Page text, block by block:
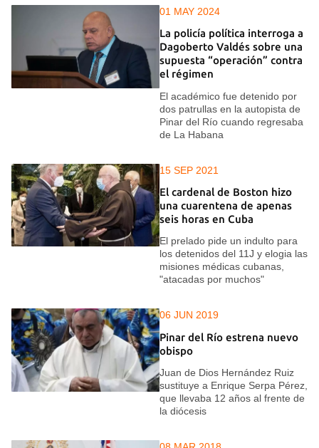
01 MAY 2024
La policía política interroga a
Dagoberto Valdés sobre una
supuesta “operación” contra
el régimen
El académico fue detenido por
dos patrullas en la autopista de
Pinar del Río cuando regresaba
de La Habana
15 SEP 2021
El cardenal de Boston hizo
una cuarentena de apenas
seis horas en Cuba
El prelado pide un indulto para
los detenidos del 11J y elogia las
misiones médicas cubanas,
"atacadas por muchos"
06 JUN 2019
Pinar del Río estrena nuevo
obispo
Juan de Dios Hernández Ruiz
sustituye a Enrique Serpa Pérez,
que llevaba 12 años al frente de
la diócesis